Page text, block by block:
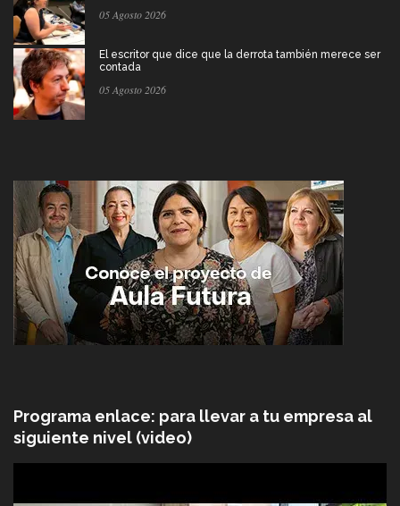
05 Agosto 2026
El escritor que dice que la derrota también merece ser
contada
05 Agosto 2026
Programa enlace: para llevar a tu empresa al
siguiente nivel (video)